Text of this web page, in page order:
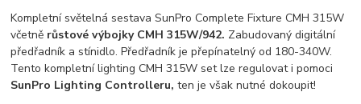
Kompletní světelná sestava SunPro Complete Fixture CMH 315W
včetně růstové výbojky CMH 315W/942. Zabudovaný digitální
předřadník a stínidlo. Předřadník je přepínatelný od 180-340W.
Tento kompletní lighting CMH 315W set lze regulovat i pomoci
SunPro Lighting Controlleru, ten je však nutné dokoupit!